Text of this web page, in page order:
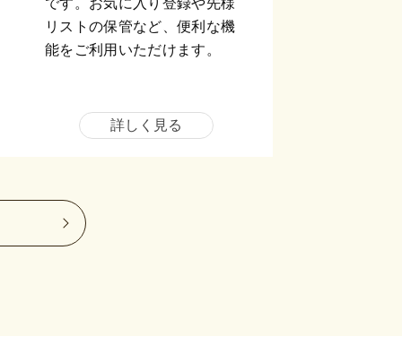
です。お気に入り登録や先様
リストの保管など、便利な機
能をご利用いただけます。
詳しく見る